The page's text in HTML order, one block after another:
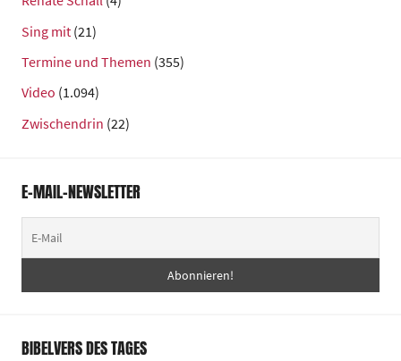
Sing mit (21)
Termine und Themen (355)
Video (1.094)
Zwischendrin (22)
E-MAIL-NEWSLETTER
BIBELVERS DES TAGES